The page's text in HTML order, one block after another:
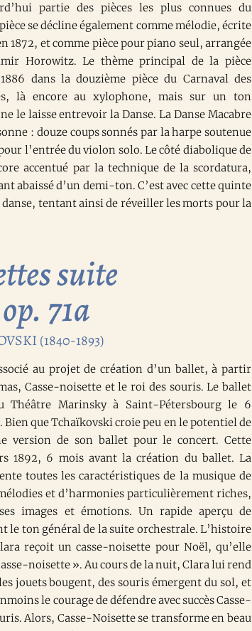
partie des pièces les plus connues du
se décline également comme mélodie, écrite
1872, et comme pièce pour piano seul, arrangée
Horowitz. Le thème principal de la pièce
dans la douzième pièce du Carnaval des
là encore au xylophone, mais sur un ton
le laisse entrevoir la Danse. La Danse Macabre
: douze coups sonnés par la harpe soutenue
l’entrée du violon solo. Le côté diabolique de
accentué par la technique de la scordatura,
abaissé d’un demi-ton. C’est avec cette quinte
tentant ainsi de réveiller les morts pour la
suite
71a
(1840-1893)
au projet de création d’un ballet, à partir
Casse-noisette et le roi des souris. Le ballet
Théâtre Marinsky à Saint-Pétersbourg le 6
Bien que Tchaïkovski croie peu en le potentiel de
version de son ballet pour le concert. Cette
1892, 6 mois avant la création du ballet. La
toutes les caractéristiques de la musique de
et d’harmonies particulièrement riches,
images et émotions. Un rapide aperçu de
ton général de la suite orchestrale. L’histoire
reçoit un casse-noisette pour Noël, qu’elle
noisette ». Au cours de la nuit, Clara lui rend
jouets bougent, des souris émergent du sol, et
le courage de défendre avec succès Casse-
Alors, Casse-Noisette se transforme en beau